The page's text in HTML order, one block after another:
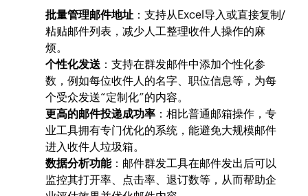
批量管理邮件地址 ：支持从Excel导入或直接复制/
粘贴邮件列表，减少人工整理收件人操作的麻
烦。
个性化发送 ：支持在群发邮件中添加个性化参
数，例如每位收件人的名字、职位信息等，为每
个受众发送“定制化”的内容。
更高的邮件投递成功率 ：相比普通邮箱操作，专
业工具拥有专门优化的系统，能避免大规模邮件
进入收件人垃圾箱。
数据分析功能：邮件群发工具在邮件发出后可以
监控其打开率、点击率、退订数等，从而帮助企